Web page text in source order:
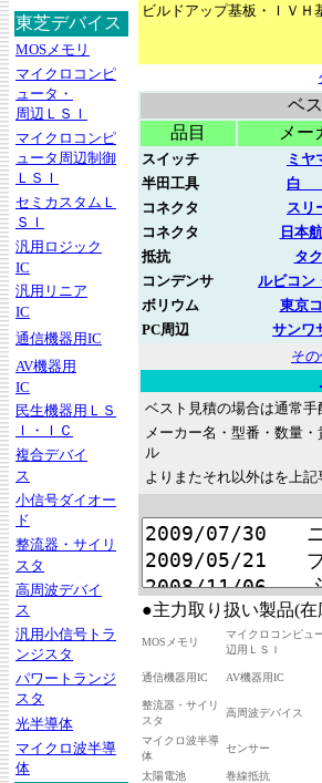
東芝デバイス
MOSメモリ
マイクロコンピ
ュータ・
周辺ＬＳＩ
マイクロコンピ
ュータ周辺制御
ＬＳＩ
セミカスタムＬ
ＳＩ
汎用ロジック
IC
汎用リニア
IC
通信機器用IC
AV機器用
IC
民生機器用ＬＳ
Ｉ・ＩＣ
複合デバイ
ス
小信号ダイオー
ド
整流器・サイリ
スタ
高周波デバイ
ス
汎用小信号トラ
ンジスタ
パワートランジ
スタ
光半導体
マイクロ波半導
体
ビルドアップ基板・ＩＶ
ベ
品目
メー
スイッチ ミヤ
半田工具
白
コネクタ
スリ
コネクタ
日本
抵抗
タ
コンデンサ
ルビコン
ボリウム
東京
PC周辺
サンワ
そ
ベスト見積の場合は通常
メーカー名・型番・数量
ル
よりまたそれ以外はを上
●主力取り扱い製品(在
MOSメモリ
マイクロコンピュ
辺用ＬＳＩ
通信機器用IC AV機器用IC
整流器・サイリ
スタ
高周波デバイス
マイクロ波半導
体
センサー
太陽電池 巻線抵抗